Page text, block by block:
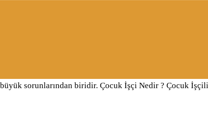
sorunlarından biridir. Çocuk İşçi Nedir ? Çocuk